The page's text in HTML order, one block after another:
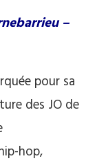
–
pour sa
des JO de
hop,